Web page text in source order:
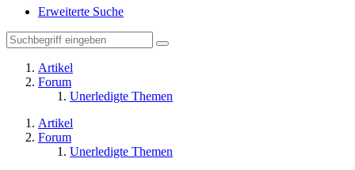
Erweiterte Suche
Artikel
Forum
Unerledigte Themen
Artikel
Forum
Unerledigte Themen